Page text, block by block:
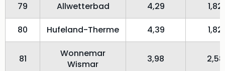
79 Allwetterbad 4,29 1,82
80 Hufeland-Therme 4,39 1,82
81
Wonnemar
Wismar
3,98 2,58